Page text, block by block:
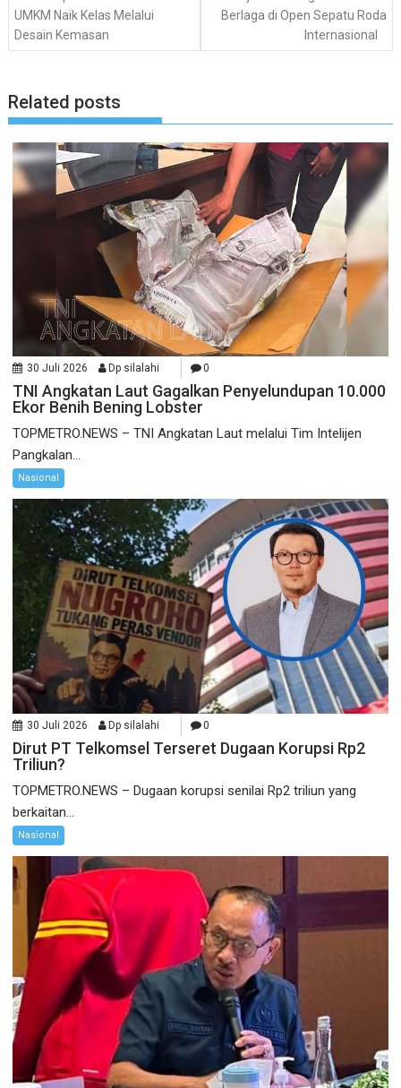
UMKM Naik Kelas Melalui
Desain Kemasan
Berlaga di Open Sepatu Roda
Internasional
Related posts
30 Juli 2026 Dp silalahi 0
TNI Angkatan Laut Gagalkan Penyelundupan 10.000
Ekor Benih Bening Lobster
TOPMETRO.NEWS – TNI Angkatan Laut melalui Tim Intelijen
Pangkalan...
Nasional
30 Juli 2026 Dp silalahi 0
Dirut PT Telkomsel Terseret Dugaan Korupsi Rp2
Triliun?
TOPMETRO.NEWS – Dugaan korupsi senilai Rp2 triliun yang
berkaitan...
Nasional